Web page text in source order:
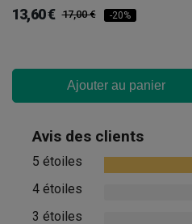
13,60 € 17,00 € -20%
Ajouter au panier
Avis des clients
5 étoiles
4 étoiles
3 étoiles